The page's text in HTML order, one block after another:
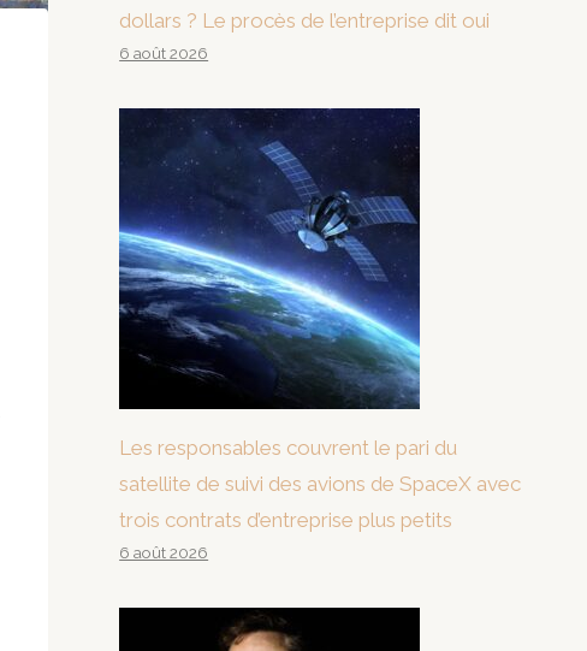
dollars ? Le procès de l’entreprise dit oui
6 août 2026
Les responsables couvrent le pari du
satellite de suivi des avions de SpaceX avec
trois contrats d’entreprise plus petits
6 août 2026